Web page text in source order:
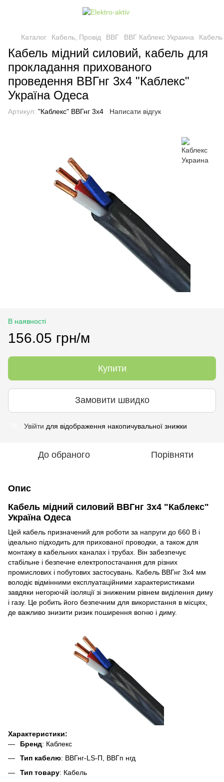
Каталог Кабель, Провід ВВГ ВВГ Каблекс Украина
Кабель мідний силовий, кабель для
прокладання прихованого
проведення ВВГнг 3х4 "Каблекс"
Україна Одеса
Артикул: "Каблекс" ВВГнг 3х4 Написати відгук
В наявності
156.05 грн/м
Купити
Замовити швидко
Увійти для відображення накопичувальної знижки
До обраного Порівняти
Опис
Кабель мідний силовий ВВГнг 3х4 "Каблекс"
Україна Одеса
Цей кабель призначений для роботи за напруги до 660 В і
ідеально підходить для прихованої проводки, а також для
монтажу в кабельних каналах і трубах. Він забезпечує
стабільне і безпечне електропостачання для різних
промислових і побутових застосувань. Кабель ВВГнг 3х4 мм
володіє відмінними експлуатаційними характеристиками
завдяки негорючій ізоляції зі зниженим рівнем виділення диму
і газу. Це робить його безпечним для використання в місцях,
де важливо знизити ризик поширення вогню і диму.
Характеристики:
Бренд: Каблекс
Тип кабелю: ВВГнг-LS-П, ВВГп нгд
Тип товару: Кабель